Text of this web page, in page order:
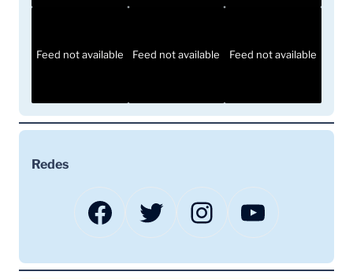
Feed not available Feed not available Feed not available
Redes
Facebook Twitter Instagram YouTube